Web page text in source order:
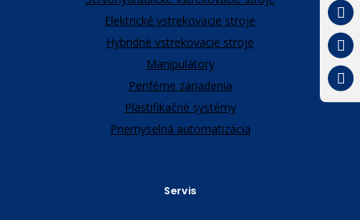
Elektrické vstrekovacie stroje
Hybridné vstrekovacie stroje
Manipulátory
Periférne zariadenia
Plastifikačné systémy
Priemyselná automatizácia
Servis